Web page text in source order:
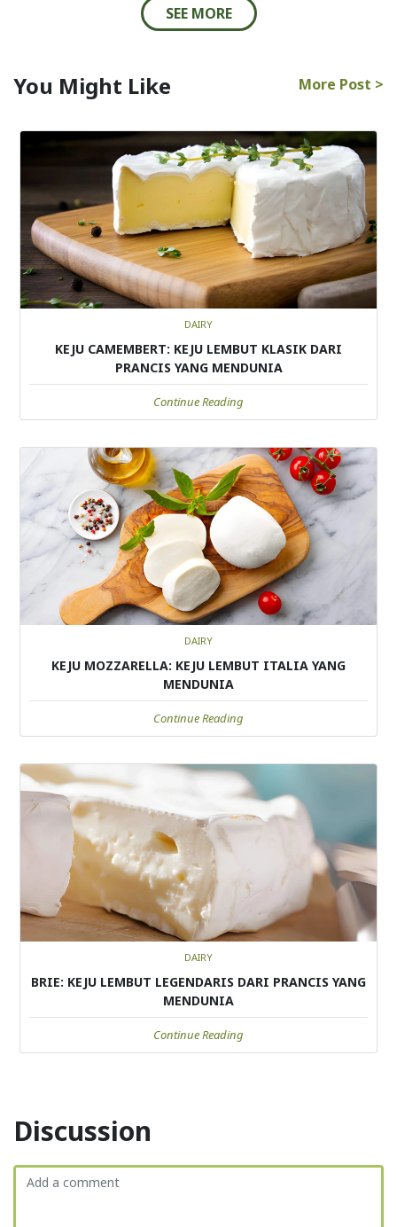
SEE MORE
You Might Like More Post >
DAIRY
KEJU CAMEMBERT: KEJU LEMBUT KLASIK DARI
PRANCIS YANG MENDUNIA
Continue Reading
DAIRY
KEJU MOZZARELLA: KEJU LEMBUT ITALIA YANG
MENDUNIA
Continue Reading
DAIRY
BRIE: KEJU LEMBUT LEGENDARIS DARI PRANCIS YANG
MENDUNIA
Continue Reading
Discussion